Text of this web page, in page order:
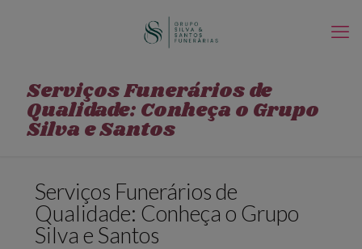
Serviços Funerários de
Qualidade: Conheça o Grupo
Silva e Santos
Serviços Funerários de
Qualidade: Conheça o Grupo
Silva e Santos